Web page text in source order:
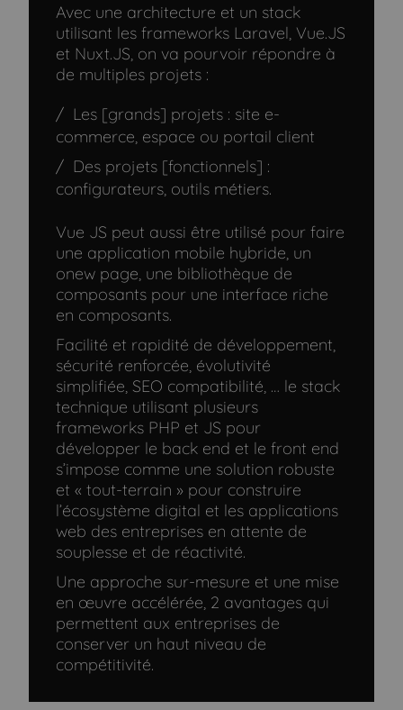
Avec une architecture et un stack
utilisant les frameworks Laravel, Vue.JS
et Nuxt.JS, on va pourvoir répondre à
de multiples projets :
Les [grands] projets : site e-
commerce, espace ou portail client
Des projets [fonctionnels] :
configurateurs, outils métiers.
Vue JS peut aussi être utilisé pour faire
une application mobile hybride, un
onew page, une bibliothèque de
composants pour une interface riche
en composants.
Facilité et rapidité de développement,
sécurité renforcée, évolutivité
simplifiée, SEO compatibilité, … le stack
technique utilisant plusieurs
frameworks PHP et JS pour
développer le back end et le front end
s’impose comme une solution robuste
et « tout-terrain » pour construire
l’écosystème digital et les applications
web des entreprises en attente de
souplesse et de réactivité.
Une approche sur-mesure et une mise
en œuvre accélérée, 2 avantages qui
permettent aux entreprises de
conserver un haut niveau de
compétitivité.